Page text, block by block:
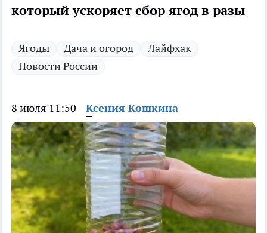
который ускоряет сбор ягод в разы
Ягоды Дача и огород
Лайфхак
Новости России
8 июля 11:50 Ксения Кошкина